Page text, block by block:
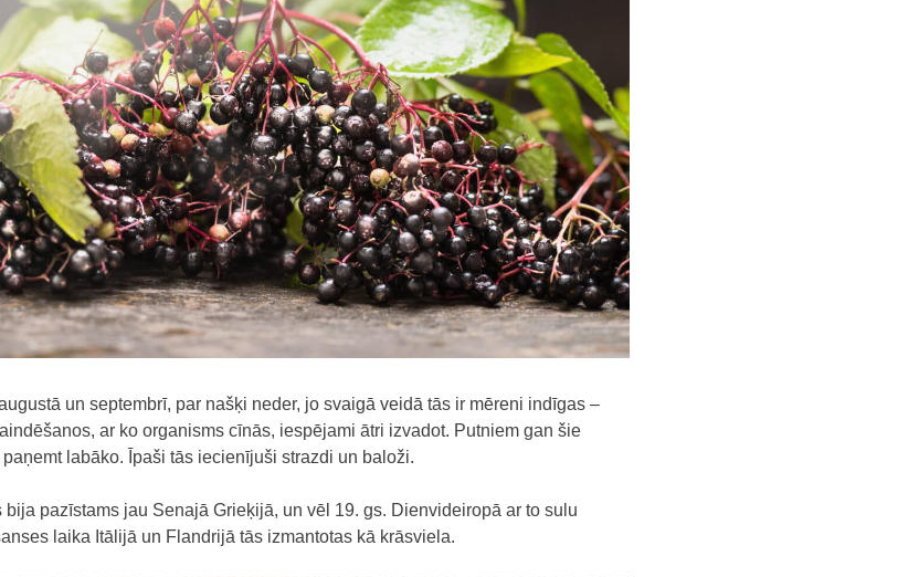
un septembrī, par našķi neder, jo svaigā veidā tās ir mēreni indīgas –
ar ko organisms cīnās, iespējami ātri izvadot. Putniem gan šie
labāko. Īpaši tās iecienījuši strazdi un baloži.
pazīstams jau Senajā Grieķijā, un vēl 19. gs. Dienvideiropā ar to sulu
laika Itālijā un Flandrijā tās izmantotas kā krāsviela.